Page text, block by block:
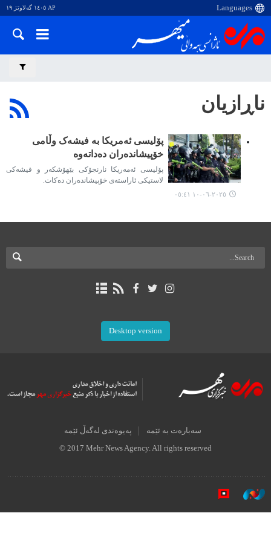
AP ١٤٠٥ گەلاوێژ ١٩
ناڕازیان
پۆلیسی ئەمریکا بە فیشەک وڵامی
خۆپیشاندەران دەداتەوە
پۆلیسی ئەمەریکا نارنجۆکی بێهۆشکەر و فیشەکی
لاستیکی ئاراستەی خۆپیشاندەران دەکات.
٢٠٢٥-٠٦-١٠ ٠٥:٤١
Desktop version
سەبارەت بە ئێمە پەیوەندی لەگەڵ ئێمە
© 2017 Mehr News Agency. All rights reserved